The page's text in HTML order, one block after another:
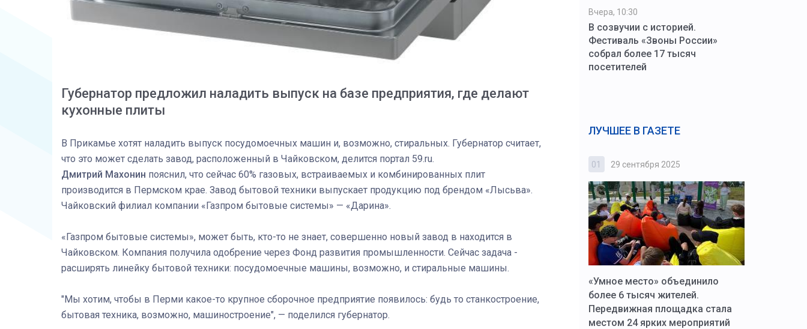
Губернатор предложил наладить выпуск на базе предприятия, где делают
кухонные плиты
В Прикамье хотят наладить выпуск посудомоечных машин и, возможно, стиральных. Губернатор считает,
что это может сделать завод, расположенный в Чайковском, делится портал 59.ru.
Дмитрий Махонин пояснил, что сейчас 60% газовых, встраиваемых и комбинированных плит
производится в Пермском крае. Завод бытовой техники выпускает продукцию под брендом «Лысьва».
Чайковский филиал компании «Газпром бытовые системы» — «Дарина».
«Газпром бытовые системы», может быть, кто-то не знает, совершенно новый завод в находится в
Чайковском. Компания получила одобрение через Фонд развития промышленности. Сейчас задача -
расширять линейку бытовой техники: посудомоечные машины, возможно, и стиральные машины.
"Мы хотим, чтобы в Перми какое-то крупное сборочное предприятие появилось: будь то станкостроение,
бытовая техника, возможно, машиностроение", — поделился губернатор.
Вчера, 10:30
В созвучии с историей.
Фестиваль «Звоны России»
собрал более 17 тысяч
посетителей
ЛУЧШЕЕ В ГАЗЕТЕ
Коробов после возвращения со
01 29 сентября 2025
«Умное место» объединило
более 6 тысяч жителей.
Передвижная площадка стала
местом 24 ярких мероприятий